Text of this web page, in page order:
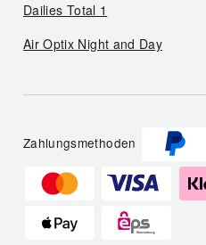
Dailies Total 1
Air Optix Night and Day
Zahlungsmethoden